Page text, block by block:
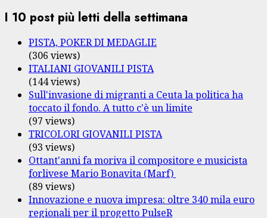
I 10 post più letti della settimana
PISTA, POKER DI MEDAGLIE
(306 views)
ITALIANI GIOVANILI PISTA
(144 views)
Sull'invasione di migranti a Ceuta la politica ha
toccato il fondo. A tutto c'è un limite
(97 views)
TRICOLORI GIOVANILI PISTA
(93 views)
Ottant'anni fa moriva il compositore e musicista
forlivese Mario Bonavita (Marf)
(89 views)
Innovazione e nuova impresa: oltre 340 mila euro
regionali per il progetto PulseR